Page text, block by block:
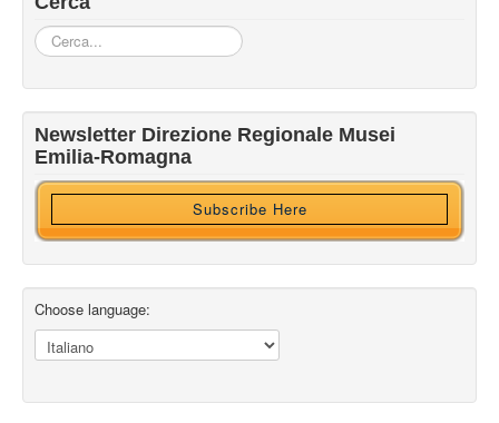
Cerca...
Newsletter Direzione Regionale Musei
Emilia-Romagna
Subscribe Here
Iscriviti alla nostra newsletter
Ricevi HTML?
Choose language: